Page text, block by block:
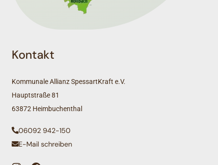
Kontakt
Kommunale Allianz SpessartKraft e.V.
Hauptstraße 81
63872 Heimbuchenthal
06092 942-150
E-Mail schreiben